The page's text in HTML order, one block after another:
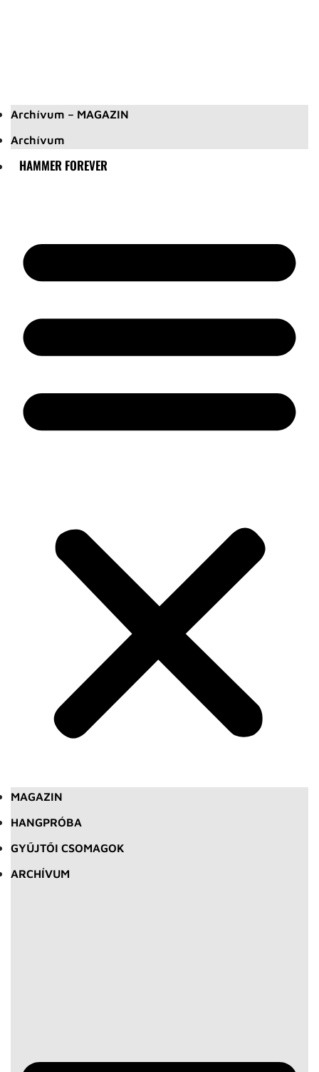
Archívum – MAGAZIN
Archívum
HAMMER FOREVER
MAGAZIN
HANGPRÓBA
GYŰJTŐI CSOMAGOK
ARCHÍVUM